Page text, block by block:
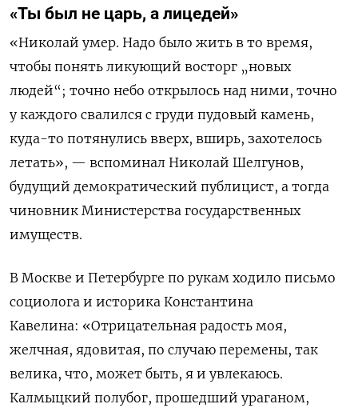
«Ты был не царь, а лицедей»
«Николай умер. Надо было жить в то время,
чтобы понять ликующий восторг „новых
людей“; точно небо открылось над ними, точно
у каждого свалился с груди пудовый камень,
куда-то потянулись вверх, вширь, захотелось
летать», — вспоминал Николай Шелгунов,
будущий демократический публицист, а тогда
чиновник Министерства государственных
имуществ.
В Москве и Петербурге по рукам ходило письмо
социолога и историка Константина
Кавелина: «Отрицательная радость моя,
желчная, ядовитая, по случаю перемены, так
велика, что, может быть, я и увлекаюсь.
Калмыцкий полубог, прошедший ураганом,